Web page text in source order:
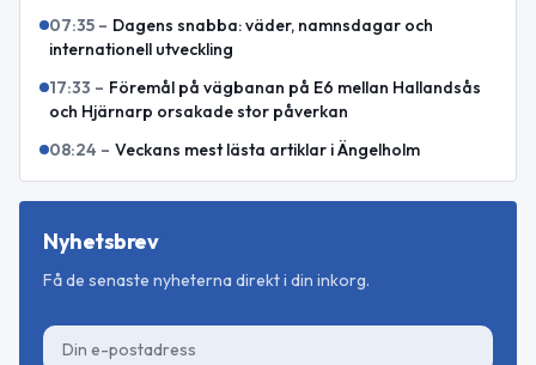
07:35 – Dagens snabba: väder, namnsdagar och
internationell utveckling
17:33 – Föremål på vägbanan på E6 mellan Hallandsås
och Hjärnarp orsakade stor påverkan
08:24 – Veckans mest lästa artiklar i Ängelholm
Nyhetsbrev
Få de senaste nyheterna direkt i din inkorg.